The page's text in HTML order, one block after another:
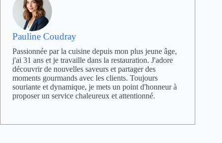
Pauline Coudray
Passionnée par la cuisine depuis mon plus jeune âge,
j'ai 31 ans et je travaille dans la restauration. J'adore
découvrir de nouvelles saveurs et partager des
moments gourmands avec les clients. Toujours
souriante et dynamique, je mets un point d'honneur à
proposer un service chaleureux et attentionné.